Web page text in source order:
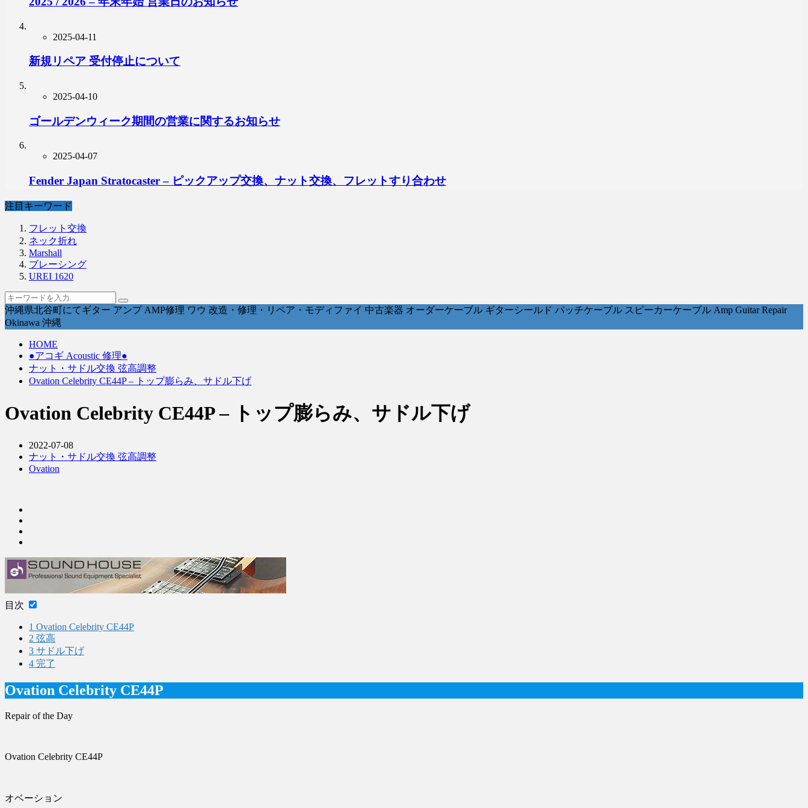
2025-04-11
新規リペア 受付停止について
2025-04-10
ゴールデンウィーク期間の営業に関するお知らせ
2025-04-07
Fender Japan Stratocaster – ピックアップ交換、ナット交換、フレットすり合わせ
注目キーワード
フレット交換
ネック折れ
Marshall
ブレーシング
UREI 1620
沖縄県北谷町にてギター アンプ AMP修理 ワウ 改造・修理・リペア・モディファイ 中古楽器 オーダーケーブル ギターシールド パッチケーブル スピーカーケーブル Amp Guitar Repair
Okinawa 沖縄
HOME
●アコギ Acoustic 修理●
ナット・サドル交換 弦高調整
Ovation Celebrity CE44P – トップ膨らみ、サドル下げ
Ovation Celebrity CE44P – トップ膨らみ、サドル下げ
2022-07-08
ナット・サドル交換 弦高調整
Ovation
目次
1 Ovation Celebrity CE44P
2 弦高
3 サドル下げ
4 完了
Ovation Celebrity CE44P
Repair of the Day
Ovation Celebrity CE44P
オベーション